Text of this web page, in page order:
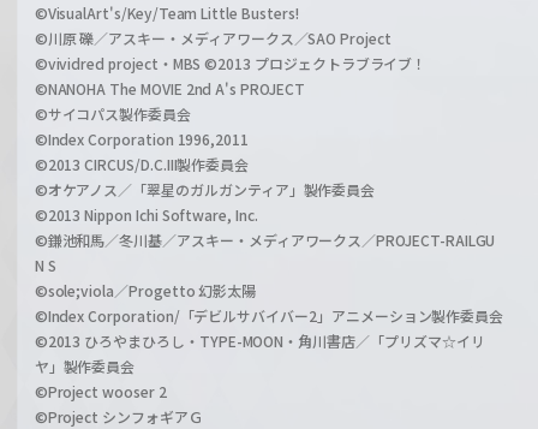
©VisualArt's/Key/Team Little Busters!
©川原 礫／アスキー・メディアワークス／SAO Project
©vividred project・MBS ©2013 プロジェクトラブライブ！
©NANOHA The MOVIE 2nd A's PROJECT
©サイコパス製作委員会
©Index Corporation 1996,2011
©2013 CIRCUS/D.C.III製作委員会
©オケアノス／「翠星のガルガンティア」製作委員会
©2013 Nippon Ichi Software, Inc.
©鎌池和馬／冬川基／アスキー・メディアワークス／PROJECT-RAILGU
N S
©sole;viola／Progetto 幻影太陽
©Index Corporation/「デビルサバイバー2」アニメーション製作委員会
©2013 ひろやまひろし・TYPE-MOON・角川書店／「プリズマ☆イリ
ヤ」製作委員会
©Project wooser 2
©Project シンフォギアＧ